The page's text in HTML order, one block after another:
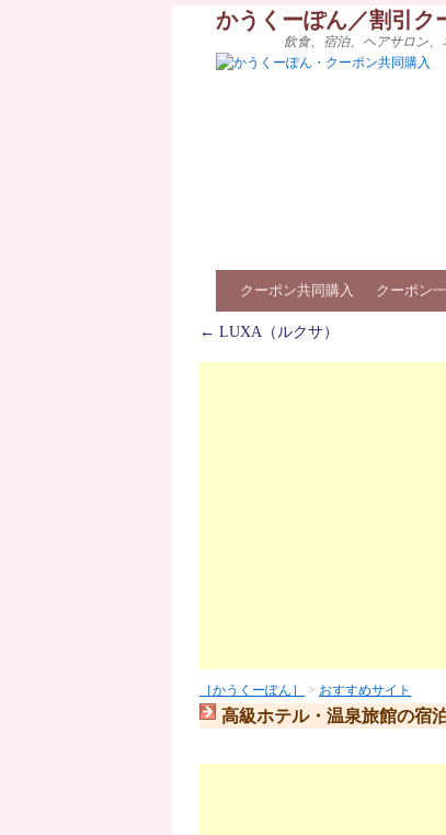
かうくーぽん／割引ク
飲食、宿泊、ヘアサロン
クーポン共同購入 クーポン
← LUXA（ルクサ）
［かうくーぽん］ > おすすめサイト
高級ホテル・温泉旅館の宿